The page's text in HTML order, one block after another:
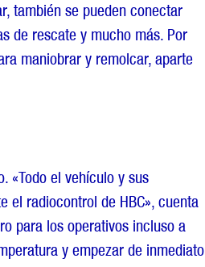
también se pueden conectar
de rescate y mucho más. Por
maniobrar y remolcar, aparte
«Todo el vehículo y sus
el radiocontrol de HBC», cuenta
para los operativos incluso a
y empezar de inmediato